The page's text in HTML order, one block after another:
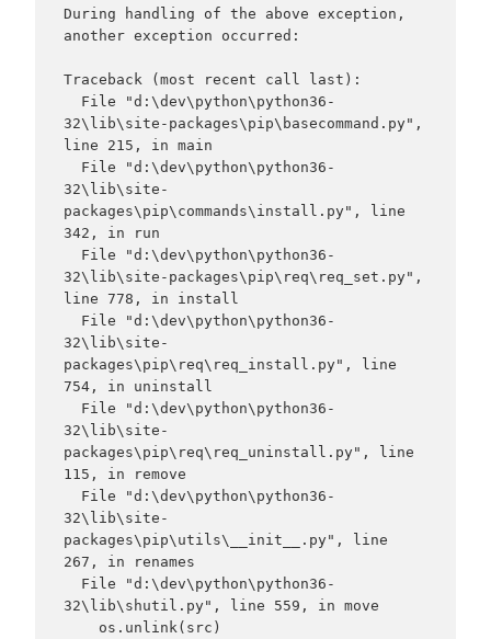
During handling of the above exception,
another exception occurred:
Traceback (most recent call last):
32\lib\site-packages\pip\basecommand.py",
line 215, in main
32\lib\site-
packages\pip\commands\install.py", line
342, in run
32\lib\site-packages\pip\req\req_set.py",
line 778, in install
32\lib\site-
packages\pip\req\req_install.py", line
754, in uninstall
32\lib\site-
packages\pip\req\req_uninstall.py", line
115, in remove
32\lib\site-
packages\pip\utils\__init__.py", line
267, in renames
32\lib\shutil.py", line 559, in move